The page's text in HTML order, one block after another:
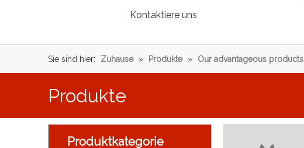
Kontaktiere uns
Sie sind hier: Zuhause » Produkte » Our advantageous products
Produkte
Produktkategorie